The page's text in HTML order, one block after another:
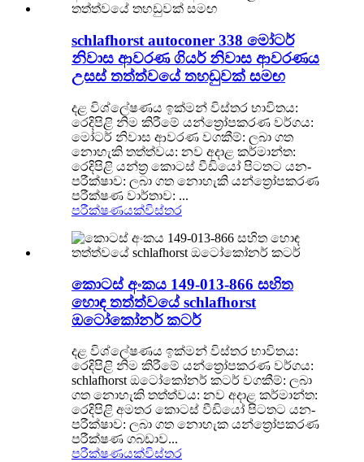
schlafhorst autoconer 338 මෝටර්
නිවාස ආවරණ ගියර් නිවාස ආවරණය
උසස් තත්ත්වයේ තහඩුවක් සමඟ
දළ විශ්ලේෂණය ඉක්මන් විස්තර භාවිතය:
රෙදිපිළි නිම කිරීමේ යන්ත්‍රෝපකරණ වර්ගය:
මෝටර් නිවාස ආවරණ වගකීම්: ලබා ගත
නොහැකි තත්ත්වය: නව අදාළ කර්මාන්ත:
රෙදිපිළි යන්ත්‍ර කොටස් වීඩියෝ පිටතට යන-
පරීක්ෂාව: ලබා ගත නොහැකි යන්ත්‍රෝපකරණ
පරීක්ෂණ වාර්තාව: ...
පරීක්ෂණයක්විස්තර
කොටස් අංකය 149-013-866 සහිත
හොඳ තත්ත්වයේ schlafhorst
ඔටෝකෝනර් කටර්
දළ විශ්ලේෂණය ඉක්මන් විස්තර භාවිතය:
රෙදිපිළි නිම කිරීමේ යන්ත්‍රෝපකරණ වර්ගය:
schlafhorst ඔටෝකෝනර් කටර් වගකීම්: ලබා
ගත නොහැකි තත්ත්වය: නව අදාළ කර්මාන්ත:
රෙදිපිළි අමතර කොටස් වීඩියෝ පිටතට යන-
පරීක්ෂාව: ලබා ගත නොහැක යන්ත්‍රෝපකරණ
පරීක්ෂණ ගබඩාව...
පරීක්ෂණයක්විස්තර